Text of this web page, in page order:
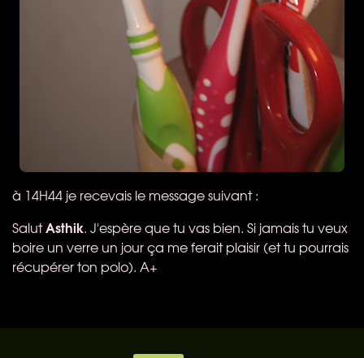
à 14H44 je recevais le message suivant :
SalutAsthik. J'espère que tu vas bien. Si jamais tu veux
boire un verre un jour ça me ferait plaisir (et tu pourrais
récupérer ton polo). A+